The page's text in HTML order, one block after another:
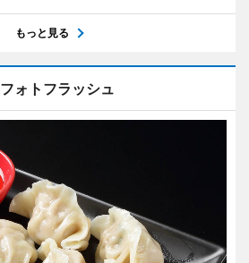
もっと見る
フォトフラッシュ